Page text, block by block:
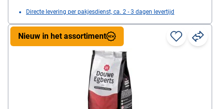
Directe levering per pakjesdienst, ca. 2 - 3 dagen levertijd
Nieuw in het assortiment